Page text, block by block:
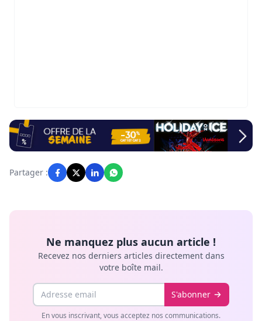
Partager :
Ne manquez plus aucun article !
Recevez nos derniers articles directement dans
votre boîte mail.
Email S'abonner
En vous inscrivant, vous acceptez nos communications.